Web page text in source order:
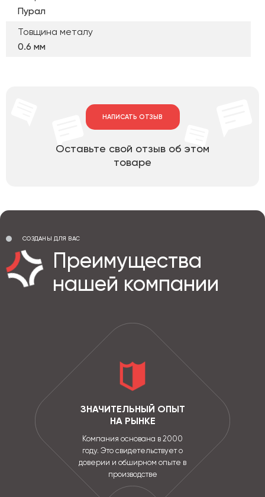
Пурал
Товщина металу
0.6 мм
НАПИСАТЬ ОТЗЫВ
Оставьте свой отзыв об этом
товаре
СОЗДАНЫ ДЛЯ ВАС
Преимущества
нашей компании
ЗНАЧИТЕЛЬНЫЙ ОПЫТ
НА РЫНКЕ
Компания основана в 2000
году. Это свидетельствует о
доверии и обширном опыте в
производстве